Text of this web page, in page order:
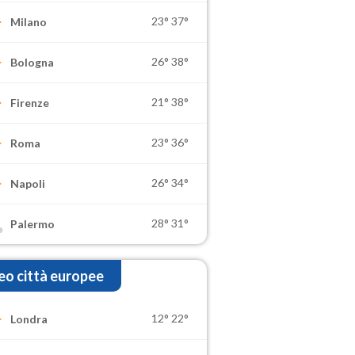
Milano 23° 37°
Bologna 26° 38°
Firenze 21° 38°
Roma 23° 36°
Napoli 26° 34°
Palermo 28° 31°
città europee
Londra 12° 22°